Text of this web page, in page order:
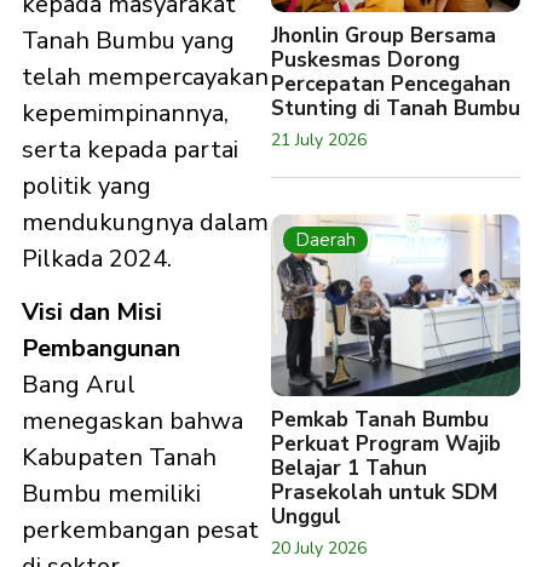
Tanah Bumbu yang
telah mempercayakan
kepemimpinannya,
serta kepada partai
politik yang
mendukungnya dalam
Pilkada 2024.
Visi dan Misi
Pembangunan
Bang Arul
menegaskan bahwa
Kabupaten Tanah
Bumbu memiliki
perkembangan pesat
Jhonlin Group Bersama
Puskesmas Dorong
Percepatan Pencegahan
Stunting di Tanah Bumbu
21 July 2026
Daerah
Pemkab Tanah Bumbu
Perkuat Program Wajib
Belajar 1 Tahun
Prasekolah untuk SDM
Unggul
20 July 2026